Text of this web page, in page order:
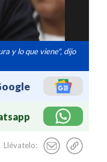
y lo que viene", dijo
Llévatelo: